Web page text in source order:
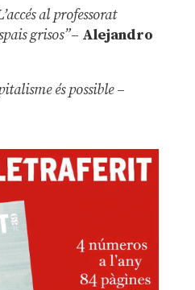
al professorat
grisos”– Alejandro
és possible –